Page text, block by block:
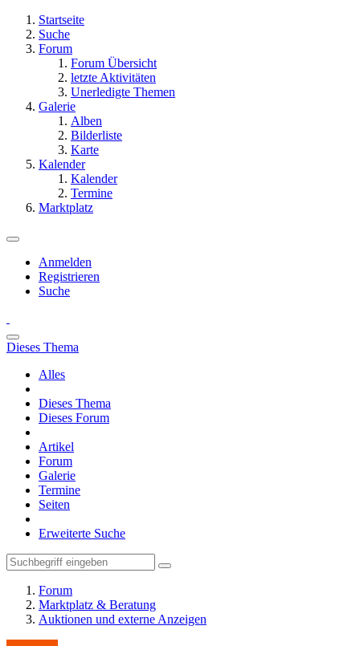
Startseite
Suche
Forum
Forum Übersicht
letzte Aktivitäten
Unerledigte Themen
Galerie
Alben
Bilderliste
Karte
Kalender
Kalender
Termine
Marktplatz
Anmelden
Registrieren
Suche
Dieses Thema
Alles
Dieses Thema
Dieses Forum
Artikel
Forum
Galerie
Termine
Seiten
Erweiterte Suche
Forum
Marktplatz & Beratung
Auktionen und externe Anzeigen